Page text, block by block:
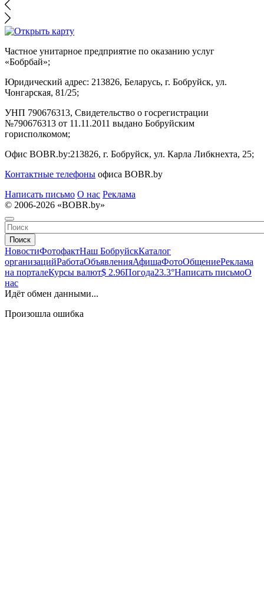
Частное унитарное предприятие по оказанию услуг
«Бобрбай»;
Юридический адрес: 213826, Беларусь, г. Бобруйск, ул.
Чонгарская, 81/25;
УНП 790676313, Свидетельство о госрегистрации
№790676313 от 11.11.2011 выдано Бобруйским
горисполкомом;
Офис BOBR.by:213826, г. Бобруйск, ул. Карла Либкнехта, 25;
Контактные телефоны офиса BOBR.by
Написать письмо О нас Реклама
© 2006-2026 «BOBR.by»
Поиск
НовостиФотофактНаш БобруйскКаталог
организацийРаботаОбъявленияАфишаФотоОбщениеРеклама
на порталеКурсы валют$ 2.96Погода23.3°Написать письмоО
нас
Идёт обмен данными...
Произошла ошибка